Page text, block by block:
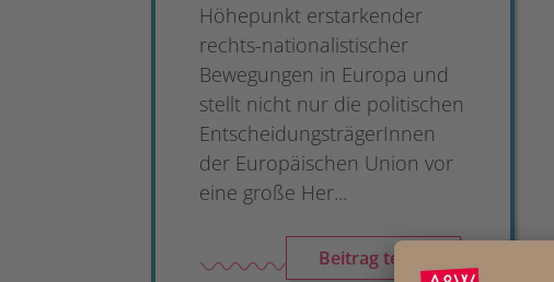
Höhepunkt erstarkender
rechts-nationalistischer
Bewegungen in Europa und
stellt nicht nur die politischen
EntscheidungsträgerInnen
der Europäischen Union vor
eine große Her...
Beitrag teilen